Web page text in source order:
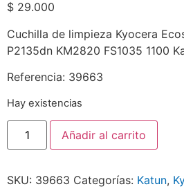
$ 29.000
Cuchilla de limpieza Kyocera
P2135dn KM2820 FS1035 1100
Referencia: 39663
Hay existencias
Añadir al carrito
SKU: 39663 Categorías: Katun,